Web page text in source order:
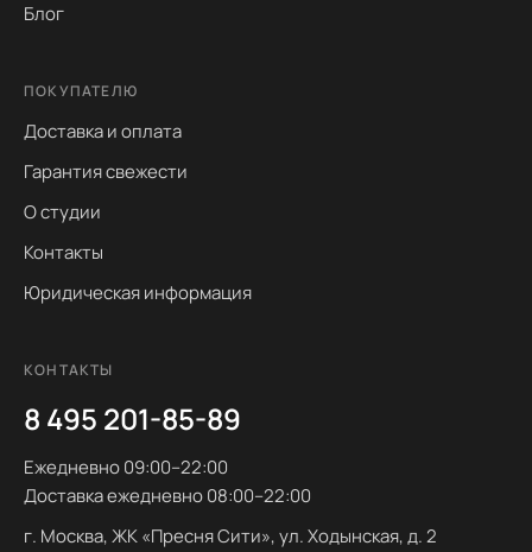
Блог
ПОКУПАТЕЛЮ
Доставка и оплата
Гарантия свежести
О студии
Контакты
Юридическая информация
КОНТАКТЫ
8 495 201-85-89
Ежедневно 09:00–22:00
Доставка ежедневно 08:00–22:00
г. Москва, ЖК «Пресня Сити», ул. Ходынская, д. 2